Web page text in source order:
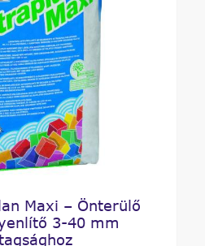
Maxi – Önterülő
3-40 mm